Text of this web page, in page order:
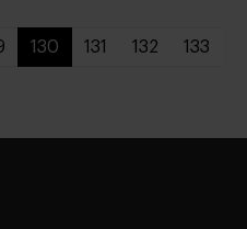
130 131 132 133